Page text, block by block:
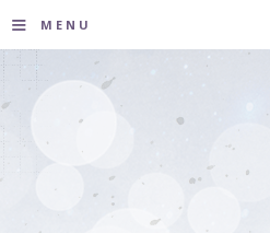
≡ MENU